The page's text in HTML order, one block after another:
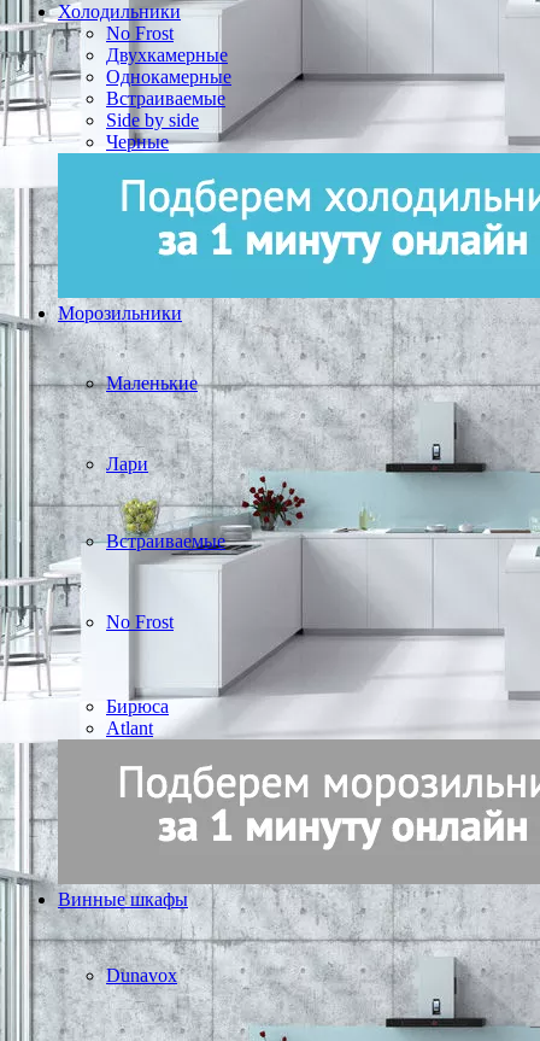
Холодильники
No Frost
Двухкамерные
Однокамерные
Встраиваемые
Side by side
Черные
Морозильники
Маленькие
Лари
Встраиваемые
No Frost
Бирюса
Atlant
Винные шкафы
Dunavox